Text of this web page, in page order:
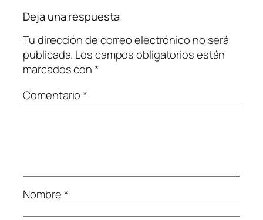
Deja una respuesta
Tu dirección de correo electrónico no será
publicada. Los campos obligatorios están
marcados con*
Comentario*
Nombre*